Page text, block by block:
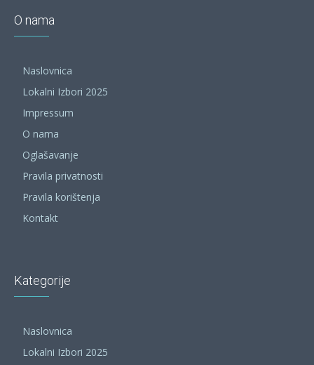
O nama
Naslovnica
Lokalni Izbori 2025
Impressum
O nama
Oglašavanje
Pravila privatnosti
Pravila korištenja
Kontakt
Kategorije
Naslovnica
Lokalni Izbori 2025